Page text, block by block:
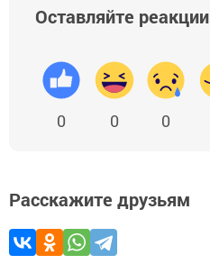
Оставляйте реакции
0 0 0
Расскажите друзьям